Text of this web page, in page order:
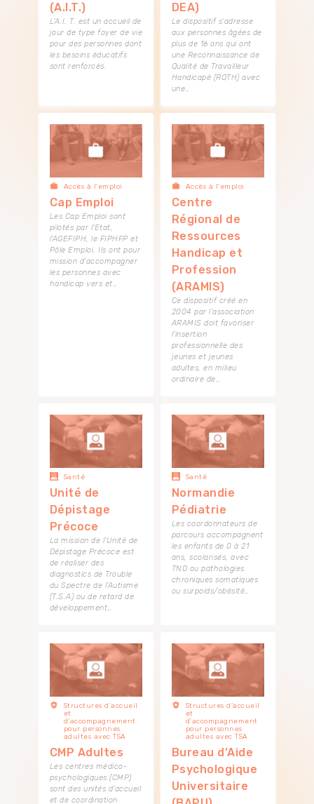
(A.I.T.)
L’A.I. T. est un accueil de
jour de type foyer de vie
pour des personnes dont
les besoins éducatifs
sont renforcés.
DEA)
Le dispositif s’adresse
aux personnes âgées de
plus de 16 ans qui ont
une Reconnaissance de
Qualité de Travailleur
Handicapé (RQTH) avec
une…
Accès à l'emploi
Cap Emploi
Les Cap Emploi sont
pilotés par l’Etat,
l’AGEFIPH, le FIPHFP et
Pôle Emploi. Ils ont pour
mission d’accompagner
les personnes avec
handicap vers et…
Accès à l'emploi
Centre
Régional de
Ressources
Handicap et
Profession
(ARAMIS)
Ce dispositif créé en
2004 par l’association
ARAMIS doit favoriser
l’insertion
professionnelle des
jeunes et jeunes
adultes, en milieu
ordinaire de…
Santé
Unité de
Dépistage
Précoce
La mission de l’Unité de
Dépistage Précoce est
de réaliser des
diagnostics de Trouble
du Spectre de l’Autisme
(T.S.A) ou de retard de
développement…
Santé
Normandie
Pédiatrie
Les coordonnateurs de
parcours accompagnent
les enfants de 0 à 21
ans, scolarisés, avec
TND ou pathologies
chroniques somatiques
ou surpoids/obésité…
Structures d’accueil
et
d’accompagnement
pour personnes
adultes avec TSA
CMP Adultes
Les centres médico-
psychologiques (CMP)
sont des unités d'accueil
et de coordination
Structures d’accueil
et
d’accompagnement
pour personnes
adultes avec TSA
Bureau d’Aide
Psychologique
Universitaire